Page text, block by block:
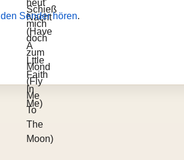
den Sender hören.